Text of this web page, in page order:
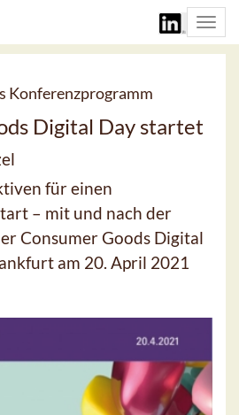
Konferenzprogramm
Digital Day startet
für einen
– mit und nach der
Consumer Goods Digital
am 20. April 2021